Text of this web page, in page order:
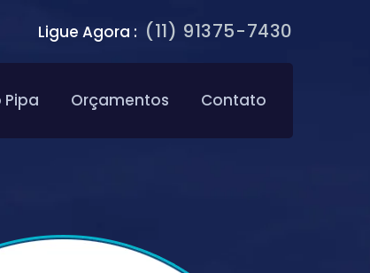
Ligue Agora : (11) 91375-7430
Orçamentos Contato